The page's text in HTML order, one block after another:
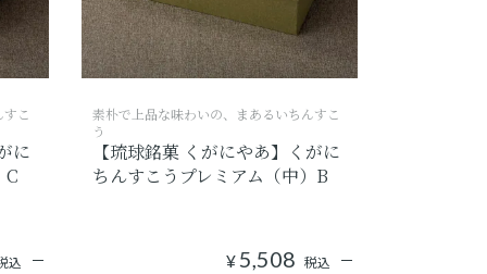
こ
に
C
込
素朴で上品な味わいの、まあるいちんすこ
う
【琉球銘菓 くがにやあ】くがに
ちんすこうプレミアム（中）B
¥5,508 税込